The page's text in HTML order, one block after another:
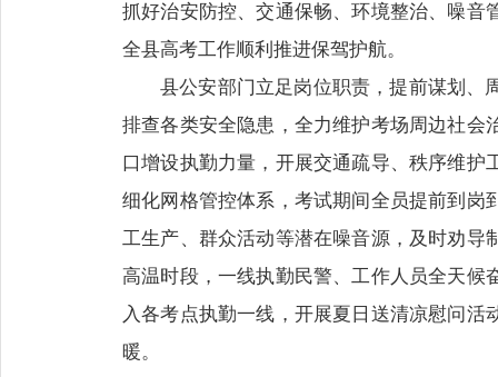
抓好治安防控、交通保畅、环境整治、噪音
全县高考工作顺利推进保驾护航。
县公安部门立足岗位职责，提前谋划、
排查各类安全隐患，全力维护考场周边社会
口增设执勤力量，开展交通疏导、秩序维
细化网格管控体系，考试期间全员提前到岗
工生产、群众活动等潜在噪音源，及时劝导
高温时段，一线执勤民警、工作人员全天候
入各考点执勤一线，开展夏日送清凉慰问
暖。